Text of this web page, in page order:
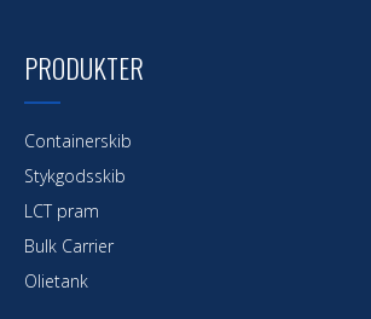
PRODUKTER
Containerskib
Stykgodsskib
LCT pram
Bulk Carrier
Olietank